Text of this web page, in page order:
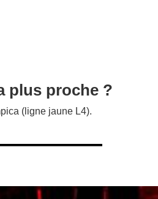
plus proche ?
(ligne jaune L4).